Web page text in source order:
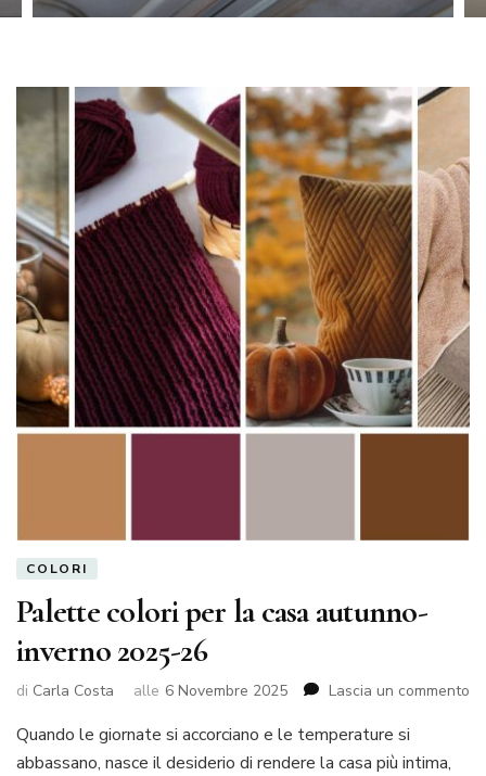
COLORI
Palette colori per la casa autunno-
inverno 2025-26
di Carla Costa alle 6 Novembre 2025 Lascia un commento
Quando le giornate si accorciano e le temperature si
abbassano, nasce il desiderio di rendere la casa più intima,